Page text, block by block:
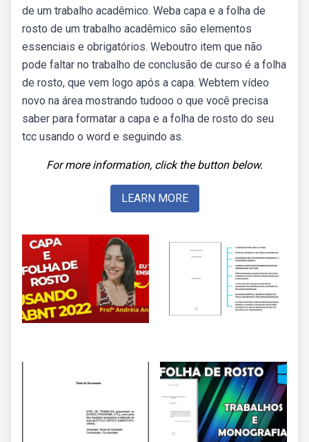
de um trabalho acadêmico. Weba capa e a folha de
rosto de um trabalho acadêmico são elementos
essenciais e obrigatórios. Weboutro item que não
pode faltar no trabalho de conclusão de curso é a folha
de rosto, que vem logo após a capa. Webtem vídeo
novo na área mostrando tudooo o que você precisa
saber para formatar a capa e a folha de rosto do seu
tcc usando o word e seguindo as.
For more information, click the button below.
LEARN MORE